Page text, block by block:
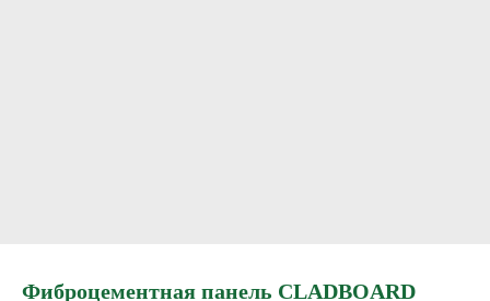
Фиброцементная панель CLADBOARD